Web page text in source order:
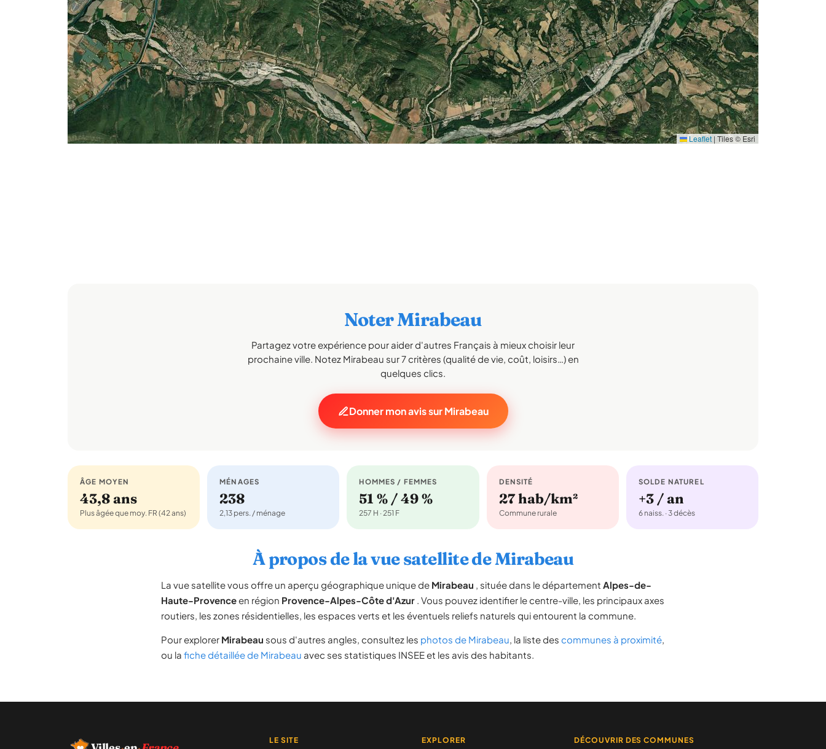
Leaflet | Tiles © Esri
Noter Mirabeau
Partagez votre expérience pour aider d'autres Français à mieux choisir leur
prochaine ville. Notez Mirabeau sur 7 critères (qualité de vie, coût, loisirs…) en
quelques clics.
Donner mon avis sur Mirabeau
ÂGE MOYEN
43,8 ans
Plus âgée que moy. FR (42 ans)
MÉNAGES
238
2,13 pers. / ménage
HOMMES / FEMMES
51 % / 49 %
257 H · 251 F
DENSITÉ
27 hab/km²
Commune rurale
SOLDE NATUREL
+3 / an
6 naiss. · 3 décès
À propos de la vue satellite de Mirabeau
La vue satellite vous offre un aperçu géographique unique de Mirabeau , située dans le département Alpes-de-
Haute-Provenceen région Provence-Alpes-Côte d'Azur . Vous pouvez identifier le centre-ville, les principaux axes
routiers, les zones résidentielles, les espaces verts et les éventuels reliefs naturels qui entourent la commune.
Pour explorer Mirabeau sous d'autres angles, consultez les photos de Mirabeau, la liste des communes à proximité,
ou la fiche détaillée de Mirabeau avec ses statistiques INSEE et les avis des habitants.
LE SITE EXPLORER DÉCOUVRIR DES COMMUNES